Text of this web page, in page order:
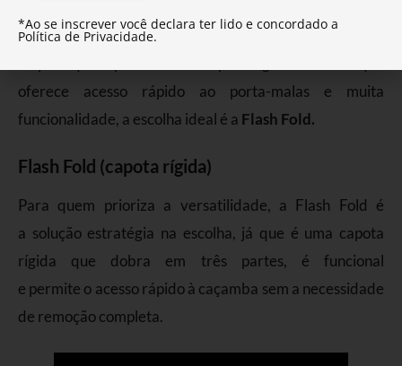
oferece acesso rápido ao porta-malas e muita
funcionalidade, a escolha ideal é a Flash Fold.
Flash Fold (capota rígida)
Para quem prioriza a versatilidade, a Flash Fold é
a solução estratégia na escolha, já que é uma capota
rígida que dobra em três partes, é funcional
e permite o acesso rápido à caçamba sem a necessidade
de remoção completa.
*Ao se inscrever você declara ter lido e concordado a
Política de Privacidade.